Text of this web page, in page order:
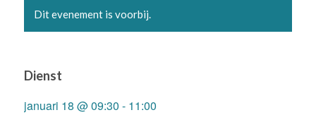
Dit evenement is voorbij.
Dienst
januari 18 @ 09:30 - 11:00